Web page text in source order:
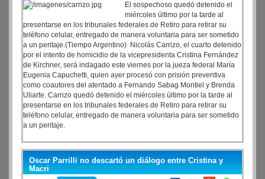
El sospechoso quedó detenido el
miércoles último por la tarde al
presentarse en los tribunales federales de Retiro para retirar su
teléfono celular, entregado de manera voluntaria para ser sometido
a un peritaje.(Tiempo Argentino) Nicolás Carrizo, el cuarto detenido
por el intento de homicidio de la vicepresidenta Cristina Fernández
de Kirchner, será indagado este viernes por la jueza federal María
Eugenia Capuchetti, quien ayer procesó con prisión preventiva
como coautores del atentado a Fernando Sabag Montiel y Brenda
Uliarte. Carrizo quedó detenido el miércoles último por la tarde al
presentarse en los tribunales federales de Retiro para retirar su
teléfono celular, entregado de manera voluntaria para ser sometido
a un peritaje.
Oscar Parrilli no descartó un diálogo entre Cristina y
Macri